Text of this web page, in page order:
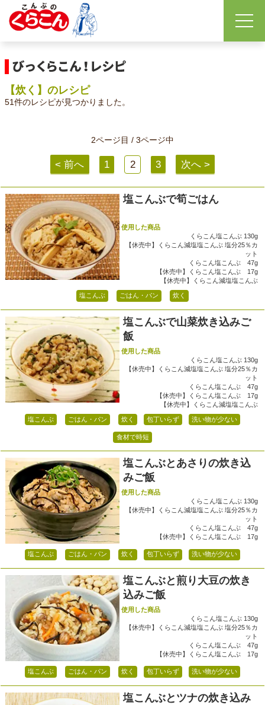
【炊く】のレシピ
51件のレシピが見つかりました。
2ページ目 / 3ページ中
< 前へ 1 2 3 次へ >
塩こんぶで筍ごはん
使用した商品
くらこん塩こんぶ 130g
【休売中】くらこん減塩塩こんぶ 塩分25％カ
ット
くらこん塩こんぶ 47g
【休売中】くらこん塩こんぶ 17g
【休売中】くらこん減塩塩こんぶ
塩こんぶ ごはん・パン 炊く
塩こんぶで山菜炊き込みご
飯
使用した商品
くらこん塩こんぶ 130g
【休売中】くらこん減塩塩こんぶ 塩分25％カ
ット
くらこん塩こんぶ 47g
【休売中】くらこん塩こんぶ 17g
【休売中】くらこん減塩塩こんぶ
塩こんぶ ごはん・パン 炊く 包丁いらず 洗い物が少ない
食材で時短
塩こんぶとあさりの炊き込
みご飯
使用した商品
くらこん塩こんぶ 130g
【休売中】くらこん減塩塩こんぶ 塩分25％カ
ット
くらこん塩こんぶ 47g
【休売中】くらこん塩こんぶ 17g
塩こんぶ ごはん・パン 炊く 包丁いらず 洗い物が少ない
塩こんぶと煎り大豆の炊き
込みご飯
使用した商品
くらこん塩こんぶ 130g
【休売中】くらこん減塩塩こんぶ 塩分25％カ
ット
くらこん塩こんぶ 47g
【休売中】くらこん塩こんぶ 17g
塩こんぶ ごはん・パン 炊く 包丁いらず 洗い物が少ない
塩こんぶとツナの炊き込み